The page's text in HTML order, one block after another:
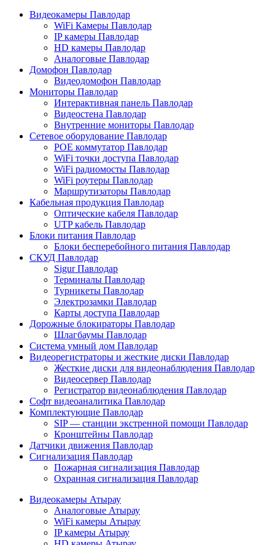
Видеокамеры Павлодар
WiFi Камеры Павлодар
IP камеры Павлодар
HD камеры Павлодар
Аналоговые Павлодар
Домофон Павлодар
Видеодомофон Павлодар
Мониторы Павлодар
Интерактивная панель Павлодар
Видеостена Павлодар
Внутренние мониторы Павлодар
Сетевое оборудование Павлодар
POE коммутатор Павлодар
WiFi точки доступа Павлодар
WiFi радиомосты Павлодар
WiFi роутеры Павлодар
Маршрутизаторы Павлодар
Кабельная продукция Павлодар
Оптические кабеля Павлодар
UTP кабель Павлодар
Блоки питания Павлодар
Блоки бесперебойного питания Павлодар
СКУД Павлодар
Sigur Павлодар
Терминалы Павлодар
Турникеты Павлодар
Электрозамки Павлодар
Карты доступа Павлодар
Дорожные блокираторы Павлодар
Шлагбаумы Павлодар
Система умный дом Павлодар
Видеорегистраторы и жесткие диски Павлодар
Жесткие диски для видеонаблюдения Павлодар
Видеосервер Павлодар
Регистратор видеонаблюдения Павлодар
Софт видеоаналитика Павлодар
Комплектующие Павлодар
SIP — станции экстренной помощи Павлодар
Кронштейны Павлодар
Датчики движения Павлодар
Сигнализация Павлодар
Пожарная сигнализация Павлодар
Охранная сигнализация Павлодар
Видеокамеры Атырау
Аналоговые Атырау
WiFi камеры Атырау
IP камеры Атырау